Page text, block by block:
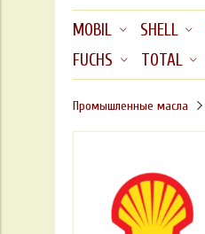
MOBIL SHELL
FUCHS
TOTAL
Промышленные масла